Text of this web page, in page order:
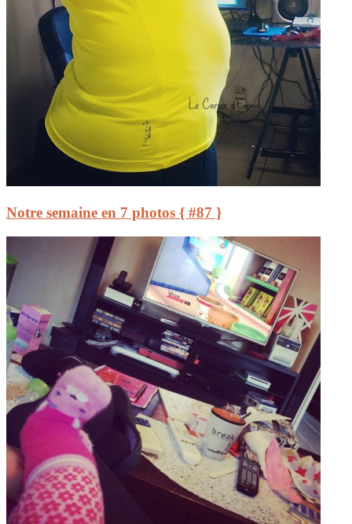
Notre semaine en 7 photos { #87 }